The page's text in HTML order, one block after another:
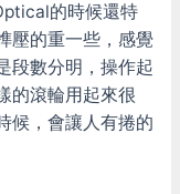
的時候還特
壓的重一些，感覺
段數分明，操作起
的滾輪用起來很
候，會讓人有捲的